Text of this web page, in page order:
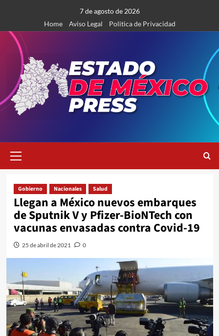
contenido
7 de agosto de 2026
Home
Aviso Legal Politica de Privacidad
primario
Gobierno Nacionales Salud
Llegan a México nuevos embarques
de Sputnik V y Pfizer-BioNTech con
vacunas envasadas contra Covid-19
25 de abril de 2021 0